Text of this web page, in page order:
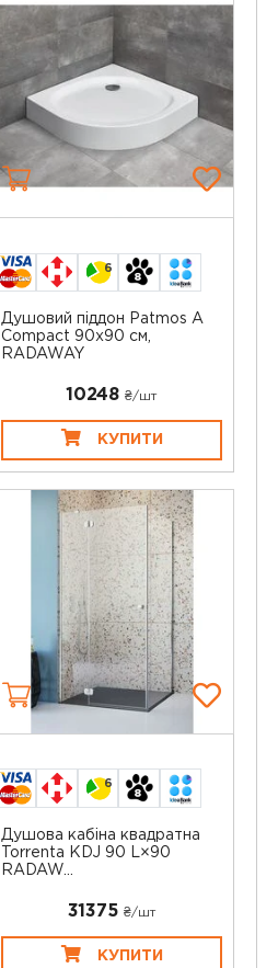
6
Душовий піддон Patmos A
Compact 90x90 см,
RADAWAY
10248 ₴/шт
КУПИТИ
6
Душова кабіна квадратна
Torrenta KDJ 90 L×90
RADAW...
31375 ₴/шт
КУПИТИ